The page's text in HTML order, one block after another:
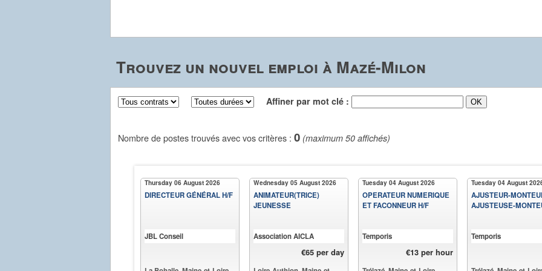
Trouvez un nouvel emploi à Mazé-Milon
Affiner par mot clé :
Nombre de postes trouvés avec vos critères : 0 (maximum 50 affichés)
Thursday 06 August 2026
DIRECTEUR GÉNÉRAL H/F
JBL Conseil
Wednesday 05 August 2026
ANIMATEUR(TRICE)
JEUNESSE
Association AICLA
€65 per day
Tuesday 04 August 2026
OPERATEUR NUMERIQUE
ET FACONNEUR H/F
Temporis
€13 per hour
Tuesday 04 August
AJUSTEUR-
AJUSTEUSE-
Temporis